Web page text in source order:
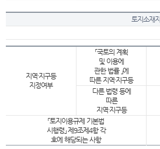
토지소재지
지역·지구등
지정여부
「국토의 계획
및 이용에
관한 법률 」에
따른 지역·지구등
다른 법령 등에
따른
지역·지구등
「토지이용규제 기본법
시행령」 제9조제4항 각
호에 해당되는 사항